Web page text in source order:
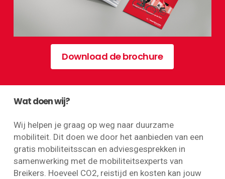
Download de brochure
Wat doen wij?
Wij helpen je graag op weg naar duurzame
mobiliteit. Dit doen we door het aanbieden van een
gratis mobiliteitsscan en adviesgesprekken in
samenwerking met de mobiliteitsexperts van
Breikers. Hoeveel CO2, reistijd en kosten kan jouw